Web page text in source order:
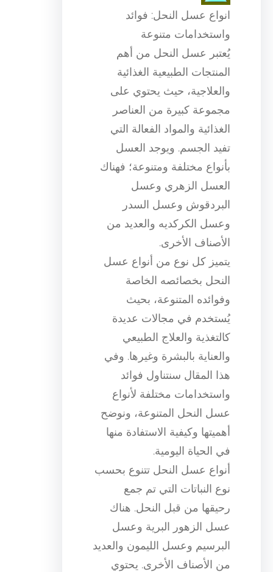
انواع عسل النحل: فوائد
واستخدامات متنوعة
يُعتبر عسل النحل من أهم
المنتجات الطبيعية الغذائية
والعلاجية، حيث يحتوي على
مجموعة كبيرة من العناصر
الغذائية والمواد الفعالة التي
تفيد الجسم. ويوجد العسل
بأنواع مختلفة ومتنوعة؛ فهناك
العسل الزهري وعسل
البردقوش وعسل السدر
وعسل الكركديه والعديد من
الأصناف الأخرى.
يتميز كل نوع من أنواع عسل
النحل بخصائصه الخاصة
وفوائده المتنوعة، بحيث
يُستخدم في مجالات عديدة
كالتغذية والعلاج الطبيعي
والعناية بالبشرة وغيرها. وفي
هذا المقال سنتناول فوائد
واستخدامات مختلفة لأنواع
عسل النحل المتنوعة، ونوضح
أهميتها وكيفية الاستفادة منها
في الحياة اليومية.
أنواع عسل النحل تتنوع بحسب
نوع النباتات التي تم جمع
رحيقها من قبل النحل. هناك
عسل الزهور البرية وعسل
البرسيم وعسل الليمون والعديد
من الأصناف الأخرى. يحتوي